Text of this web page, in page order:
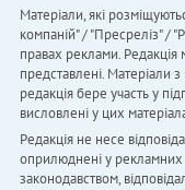
Матеріали, які
компаній" / "Пресреліз" /
правах реклами. Редакція
представлені.
редакція бере участь у
висловлені у цих
Редакція не несе
оприлюднені у рекламних
законодавством,